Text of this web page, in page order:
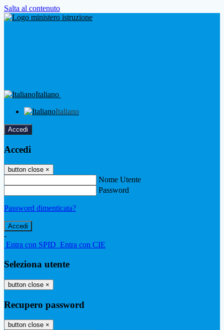
Salta al contenuto
Italiano
Italiano
Accedi
Accedi
button close ×
Nome Utente
Password
Password dimenticata?
-
Entra con SPID Entra con CIE
Seleziona utente
button close ×
Recupero password
button close ×